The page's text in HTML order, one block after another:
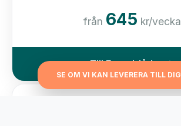
från 645 kr/vecka
Till Favoritlådan
SE OM VI KAN LEVERERA TILL DIG